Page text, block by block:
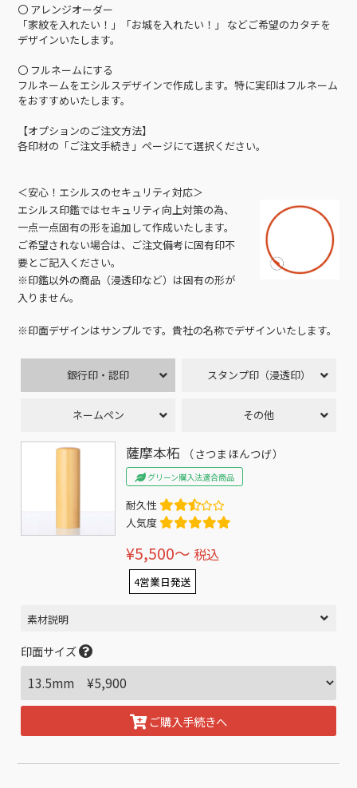
〇 アレンジオーダー
「家紋を入れたい！」「お城を入れたい！」 などご希望のカタチを
デザインいたします。
〇 フルネームにする
フルネームをエシルスデザインで作成します。特に実印はフルネーム
をおすすめいたします。
【オプションのご注文方法】
各印材の「ご注文手続き」ページにて選択ください。
＜安心！エシルスのセキュリティ対応＞
エシルス印鑑ではセキュリティ向上対策の為、
一点一点固有の形を追加して作成いたします。
ご希望されない場合は、ご注文備考に固有印不
要とご記入ください。
※印鑑以外の商品（浸透印など）は固有の形が
入りません。
※印面デザインはサンプルです。貴社の名称でデザインいたします。
銀行印・認印 スタンプ印（浸透印）
ネームペン その他
薩摩本柘 （さつまほんつげ）
グリーン購入法適合商品
耐久性
人気度
¥5,500〜 税込
4営業日発送
素材説明
印面サイズ
ご購入手続きへ